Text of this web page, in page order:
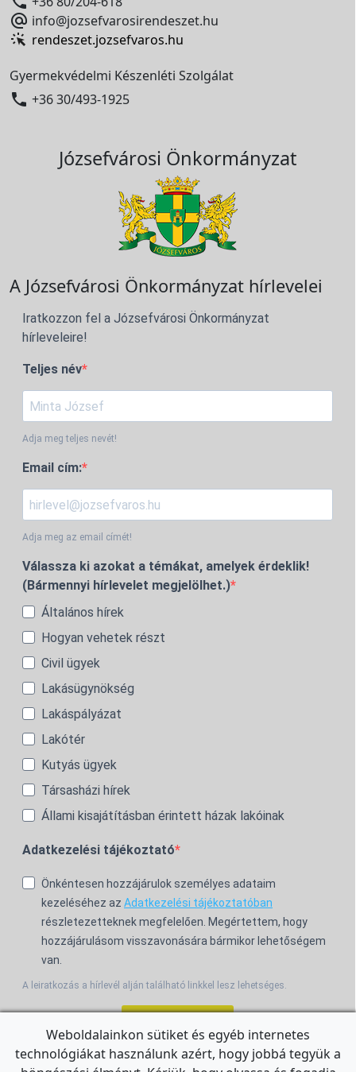
 info@jozsefvarosirendeszet.hu
rendeszet.jozsefvaros.hu
Gyermekvédelmi Készenléti Szolgálat
 +36 30/493-1925
Józsefvárosi Önkormányzat
A Józsefvárosi Önkormányzat hírlevelei
Iratkozzon fel a Józsefvárosi Önkormányzat
hírleveleire!
Teljes név
Adja meg teljes nevét!
Email cím:
Adja meg az email címét!
Válassza ki azokat a témákat, amelyek érdeklik!
(Bármennyi hírlevelet megjelölhet.)
Általános hírek
Hogyan vehetek részt
Civil ügyek
Lakásügynökség
Lakáspályázat
Lakótér
Kutyás ügyek
Társasházi hírek
Állami kisajátításban érintett házak lakóinak
Adatkezelési tájékoztató
Önkéntesen hozzájárulok személyes adataim
kezeléséhez az Adatkezelési tájékoztatóban
részletezetteknek megfelelően. Megértettem, hogy
hozzájárulásom visszavonására bármikor lehetőségem
van.
A leiratkozás a hírlevél alján található linkkel lesz lehetséges.
For the English Newsletter, clickHERE.
Weboldalainkon sütiket és egyéb internetes
technológiákat használunk azért, hogy jobbá tegyük a